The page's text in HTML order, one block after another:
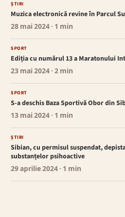
ȘTIRI
Muzica electronică revine în Parcul
28 mai 2024 · 1 min
SPORT
Ediția cu numărul 13 a Maratonului
23 mai 2024 · 2 min
SPORT
S-a deschis Baza Sportivă Obor din
13 mai 2024 · 1 min
ȘTIRI
Sibian, cu permisul suspendat,
substanțelor psihoactive
29 aprilie 2024 · 1 min